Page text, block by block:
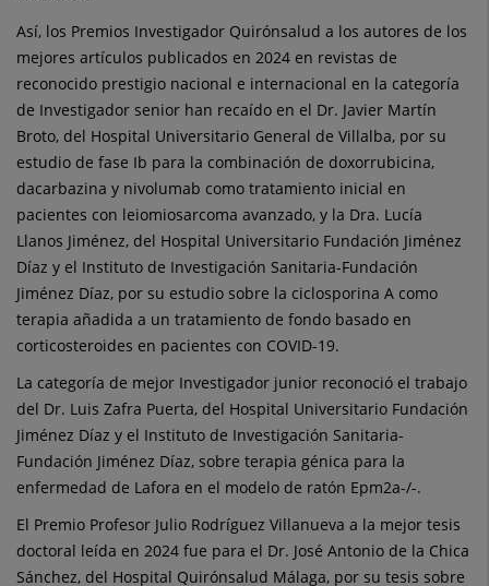
Así, los Premios Investigador Quirónsalud a los autores de los
mejores artículos publicados en 2024 en revistas de
reconocido prestigio nacional e internacional en la categoría
de Investigador senior han recaído en el Dr. Javier Martín
Broto, del Hospital Universitario General de Villalba, por su
estudio de fase Ib para la combinación de doxorrubicina,
dacarbazina y nivolumab como tratamiento inicial en
pacientes con leiomiosarcoma avanzado, y la Dra. Lucía
Llanos Jiménez, del Hospital Universitario Fundación Jiménez
Díaz y el Instituto de Investigación Sanitaria-Fundación
Jiménez Díaz, por su estudio sobre la ciclosporina A como
terapia añadida a un tratamiento de fondo basado en
corticosteroides en pacientes con COVID-19.
La categoría de mejor Investigador junior reconoció el trabajo
del Dr. Luis Zafra Puerta, del Hospital Universitario Fundación
Jiménez Díaz y el Instituto de Investigación Sanitaria-
Fundación Jiménez Díaz, sobre terapia génica para la
enfermedad de Lafora en el modelo de ratón Epm2a-/-.
El Premio Profesor Julio Rodríguez Villanueva a la mejor tesis
doctoral leída en 2024 fue para el Dr. José Antonio de la Chica
Sánchez, del Hospital Quirónsalud Málaga, por su tesis sobre